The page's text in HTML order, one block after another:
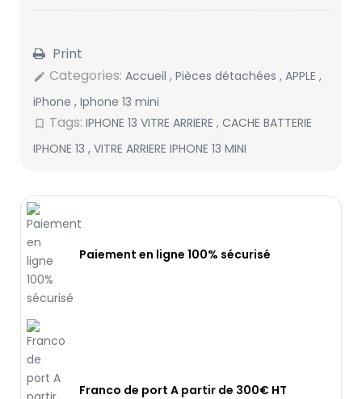
Print
edit Categories: Accueil , Pièces détachées , APPLE ,
iPhone , Iphone 13 mini
bookmark_border Tags: IPHONE 13 VITRE ARRIERE , CACHE BATTERIE
IPHONE 13 , VITRE ARRIERE IPHONE 13 MINI
Paiement en ligne 100% sécurisé
Franco de port A partir de 300€ HT